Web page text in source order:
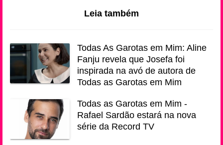
Leia também
Todas As Garotas em Mim: Aline
Fanju revela que Josefa foi
inspirada na avó de autora de
Todas as Garotas em Mim
Todas as Garotas em Mim -
Rafael Sardão estará na nova
série da Record TV